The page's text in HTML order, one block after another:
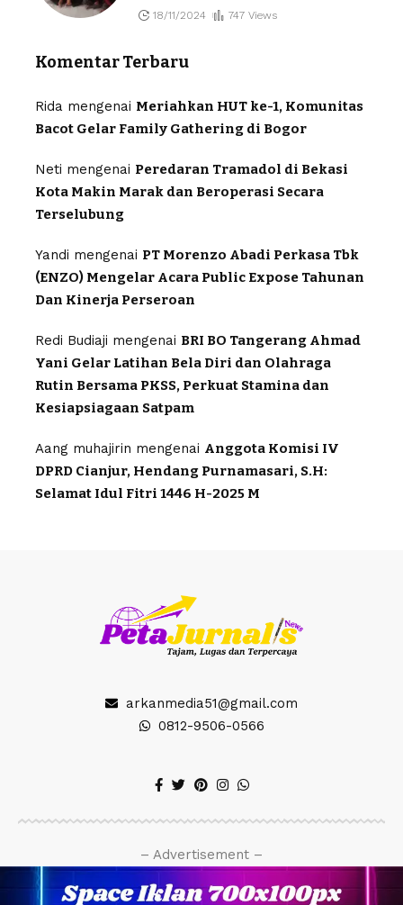
18/11/2024 747 Views
Komentar Terbaru
Rida mengenai Meriahkan HUT ke-1, Komunitas
Bacot Gelar Family Gathering di Bogor
Neti mengenai Peredaran Tramadol di Bekasi
Kota Makin Marak dan Beroperasi Secara
Terselubung
Yandi mengenai PT Morenzo Abadi Perkasa Tbk
(ENZO) Mengelar Acara Public Expose Tahunan
Dan Kinerja Perseroan
Redi Budiaji mengenai BRI BO Tangerang Ahmad
Yani Gelar Latihan Bela Diri dan Olahraga
Rutin Bersama PKSS, Perkuat Stamina dan
Kesiapsiagaan Satpam
Aang muhajirin mengenai Anggota Komisi IV
DPRD Cianjur, Hendang Purnamasari, S.H:
Selamat Idul Fitri 1446 H-2025 M
arkanmedia51@gmail.com
0812-9506-0566
– Advertisement –